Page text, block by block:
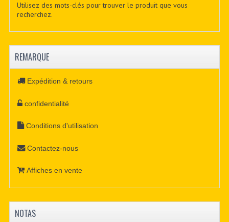
Utilisez des mots-clés pour trouver le produit que vous
recherchez.
REMARQUE
Expédition & retours
confidentialité
Conditions d'utilisation
Contactez-nous
Affiches en vente
NOTAS